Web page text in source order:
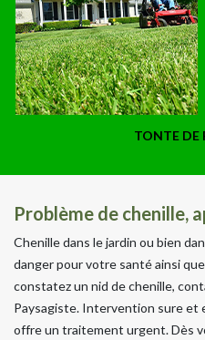
TONTE DE
Problème de chenille,
Chenille dans le jardin ou bien
danger pour votre santé ainsi
constatez un nid de chenille,
Paysagiste. Intervention sure et
offre un traitement urgent. Dès